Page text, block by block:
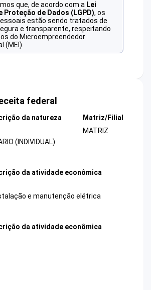
que, de acordo com a Lei
Proteção de Dados (LGPD), os
estão sendo tratados de
e transparente, respeitando
do Microempreendedor
(MEI).
federal
da natureza
(INDIVIDUAL)
Matriz/Filial
MATRIZ
da atividade econômica
e manutenção elétrica
da atividade econômica